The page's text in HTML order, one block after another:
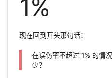
1%
现在回到开头那句话：
在误伤率不超过 1% 的情
少？